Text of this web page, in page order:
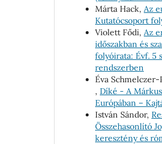
Márta Hack, Az
Kutatócsoport
Violett Fődi, Az
időszakban és
folyóirata: Évf. 5
rendszerben
Éva Schmelczer-
, Díké - A
Európában –
István Sándor,
Összehasonlító
keresztény és